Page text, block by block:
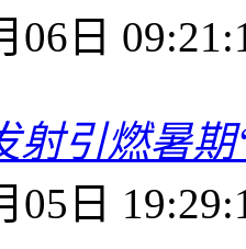
06日
射引燃暑
05日